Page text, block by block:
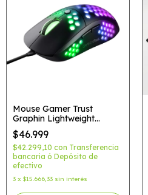
Mouse Gamer Trust
Graphin Lightweight
GXT960
$46.999
$42.299,10 con Transferencia
bancaria ó Depósito de
efectivo
3 x $15.666,33 sin interés